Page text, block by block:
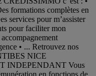
formations complètes en
services pour m’assister
pour faciliter mon
• ... Retrouvez nos
NICE
INDEPENDANT Vous
en fonctions de